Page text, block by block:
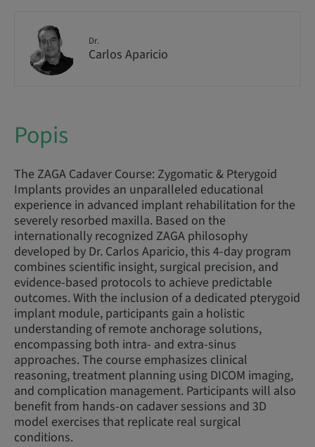
Dr.
Carlos Aparicio
Popis
The ZAGA Cadaver Course: Zygomatic & Pterygoid
Implants provides an unparalleled educational
experience in advanced implant rehabilitation for the
severely resorbed maxilla. Based on the
internationally recognized ZAGA philosophy
developed by Dr. Carlos Aparicio, this 4-day program
combines scientific insight, surgical precision, and
evidence-based protocols to achieve predictable
outcomes. With the inclusion of a dedicated pterygoid
implant module, participants gain a holistic
understanding of remote anchorage solutions,
encompassing both intra- and extra-sinus
approaches. The course emphasizes clinical
reasoning, treatment planning using DICOM imaging,
and complication management. Participants will also
benefit from hands-on cadaver sessions and 3D
model exercises that replicate real surgical
conditions.